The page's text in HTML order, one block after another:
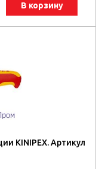
В корзину
KINIPEX. Артикул